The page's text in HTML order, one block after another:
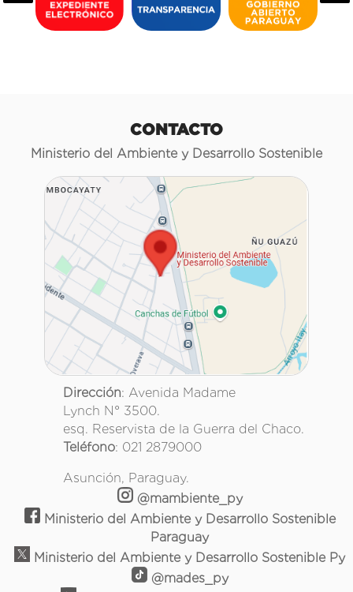
CONTACTO
Ministerio del Ambiente y Desarrollo Sostenible
Dirección: Avenida Madame
Lynch N° 3500.
esq. Reservista de la Guerra del Chaco.
Teléfono: 021 2879000
Asunción, Paraguay.
@mambiente_py
Ministerio del Ambiente y Desarrollo Sostenible
Paraguay
Ministerio del Ambiente y Desarrollo Sostenible Py
@mades_py